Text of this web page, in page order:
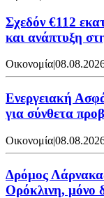
Σχεδόν €112
και ανάπτυξη
Οικονομία|
Ενεργειακή
για σύνθετα
Οικονομία|
Δρόμος
Ορόκλινη, μόνο